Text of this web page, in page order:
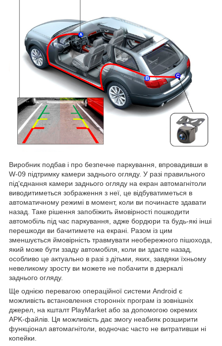
Виробник подбав і про безпечне паркування, впровадивши в
W-09 підтримку камери заднього огляду. У разі правильного
під'єднання камери заднього огляду на екран автомагнітоли
виводитиметься зображення з неї, це відбуватиметься в
автоматичному режимі в момент, коли ви починаєте здавати
назад. Таке рішення запобіжить ймовірності пошкодити
автомобіль під час паркування, адже бордюри та будь-які інші
перешкоди ви бачитимете на екрані. Разом із цим
зменшується ймовірність травмувати необережного пішохода,
який може бути ззаду автомобіля, коли ви здаєте назад,
особливо це актуально в разі з дітьми, яких, завдяки їхньому
невеликому зросту ви можете не побачити в дзеркалі
заднього огляду.
Ще однією перевагою операційної системи Android є
можливість встановлення сторонніх програм із зовнішніх
джерел, на кшталт PlayMarket або за допомогою окремих
APK-файлів. Ця можливість дає змогу неабияк розширити
функціонал автомагнітоли, водночас часто не витративши ні
копейки.